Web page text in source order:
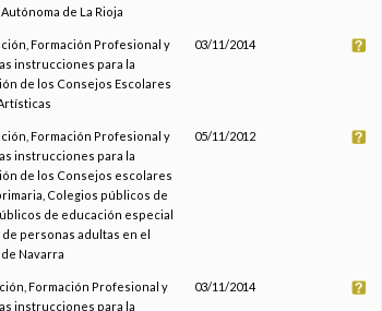
de La Rioja
Formación Profesional y
instrucciones para la
de los Consejos Escolares
03/11/2014
Formación Profesional y
instrucciones para la
de los Consejos escolares
Colegios públicos de
de educación especial
personas adultas en el
Navarra
05/11/2012
Formación Profesional y
instrucciones para la
03/11/2014